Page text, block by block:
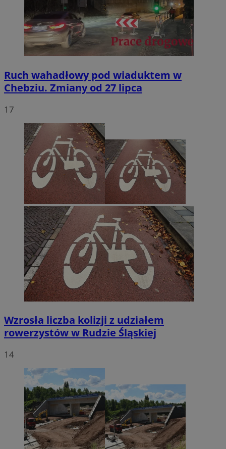
Ruch wahadłowy pod wiaduktem w
Chebziu. Zmiany od 27 lipca
17
Wzrosła liczba kolizji z udziałem
rowerzystów w Rudzie Śląskiej
14